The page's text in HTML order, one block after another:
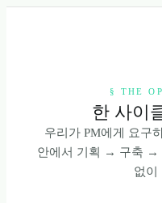
§ THE
한 사이
우리가 PM에게 요구
안에서 기획 → 구축 →
없이